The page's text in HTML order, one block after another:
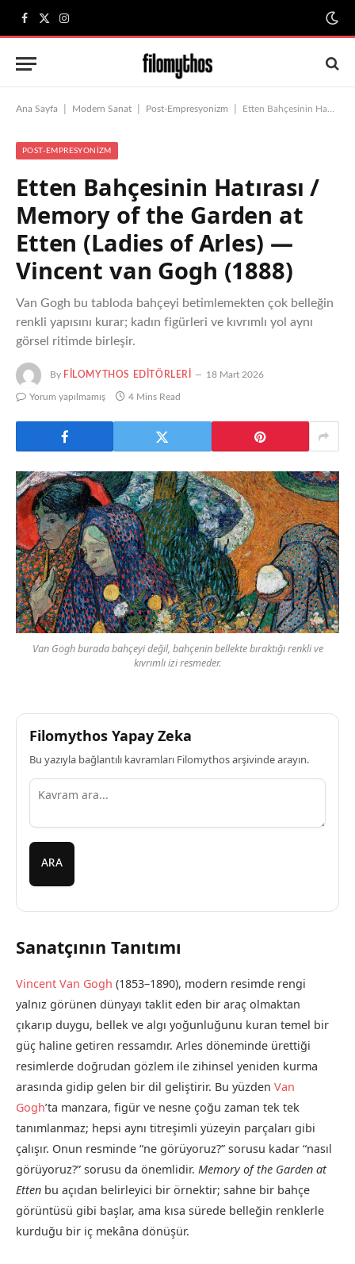
Facebook
X
(Twitter)
Instagram
Ana Sayfa Modern Sanat Post-Empresyonizm Etten Bahçesinin Hatırası / Memory of the Garden at Etten (Ladies of Arles) — Vincent van Gogh (1888)
POST-EMPRESYONIZM
Etten Bahçesinin Hatırası /
Memory of the Garden at
Etten (Ladies of Arles) —
Vincent van Gogh (1888)
Van Gogh bu tabloda bahçeyi betimlemekten çok belleğin
renkli yapısını kurar; kadın figürleri ve kıvrımlı yol aynı
görsel ritimde birleşir.
By FILOMYTHOS EDITÖRLERI 18 Mart 2026
Yorum yapılmamış 4 Mins Read
Van Gogh burada bahçeyi değil, bahçenin bellekte bıraktığı renkli ve
kıvrımlı izi resmeder.
Filomythos Yapay Zeka
Bu yazıyla bağlantılı kavramları Filomythos arşivinde arayın.
ARA
Sanatçının Tanıtımı
Vincent Van Gogh (1853–1890), modern resimde rengi
yalnız görünen dünyayı taklit eden bir araç olmaktan
çıkarıp duygu, bellek ve algı yoğunluğunu kuran temel bir
güç haline getiren ressamdır. Arles döneminde ürettiği
resimlerde doğrudan gözlem ile zihinsel yeniden kurma
arasında gidip gelen bir dil geliştirir. Bu yüzden Van
Gogh’ta manzara, figür ve nesne çoğu zaman tek tek
tanımlanmaz; hepsi aynı titreşimli yüzeyin parçaları gibi
çalışır. Onun resminde “ne görüyoruz?” sorusu kadar “nasıl
görüyoruz?” sorusu da önemlidir. Memory of the Garden at
Etten bu açıdan belirleyici bir örnektir; sahne bir bahçe
görüntüsü gibi başlar, ama kısa sürede belleğin renklerle
kurduğu bir iç mekâna dönüşür.